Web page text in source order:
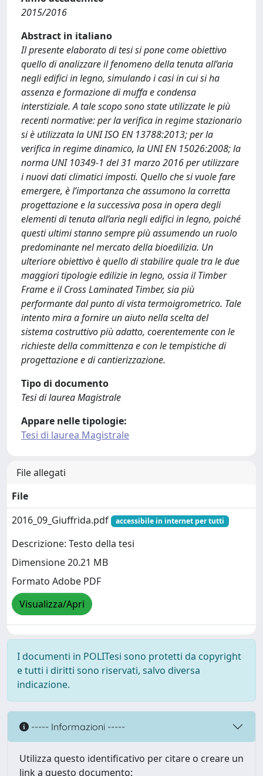
2015/2016
Abstract in italiano
Il presente elaborato di tesi si pone come obiettivo
quello di analizzare il fenomeno della tenuta all’aria
negli edifici in legno, simulando i casi in cui si ha
assenza e formazione di muffa e condensa
interstiziale. A tale scopo sono state utilizzate le più
recenti normative: per la verifica in regime stazionario
si è utilizzata la UNI ISO EN 13788:2013; per la
verifica in regime dinamico, la UNI EN 15026:2008; la
norma UNI 10349-1 del 31 marzo 2016 per utilizzare
i nuovi dati climatici imposti. Quello che si vuole fare
emergere, è l’importanza che assumono la corretta
progettazione e la successiva posa in opera degli
elementi di tenuta all’aria negli edifici in legno, poiché
questi ultimi stanno sempre più assumendo un ruolo
predominante nel mercato della bioedilizia. Un
ulteriore obiettivo è quello di stabilire quale tra le due
maggiori tipologie edilizie in legno, ossia il Timber
Frame e il Cross Laminated Timber, sia più
performante dal punto di vista termoigrometrico. Tale
intento mira a fornire un aiuto nella scelta del
sistema costruttivo più adatto, coerentemente con le
richieste della committenza e con le tempistiche di
progettazione e di cantierizzazione.
Tipo di documento
Tesi di laurea Magistrale
Appare nelle tipologie:
Tesi di laurea Magistrale
File allegati
File
2016_09_Giuffrida.pdf
accessibile in internet per tutti
Descrizione: Testo della tesi
Dimensione 20.21 MB
Formato Adobe PDF
Visualizza/Apri
I documenti in POLITesi sono protetti da copyright
e tutti i diritti sono riservati, salvo diversa
indicazione.
----- Informazioni -----
Utilizza questo identificativo per citare o creare un
link a questo documento: